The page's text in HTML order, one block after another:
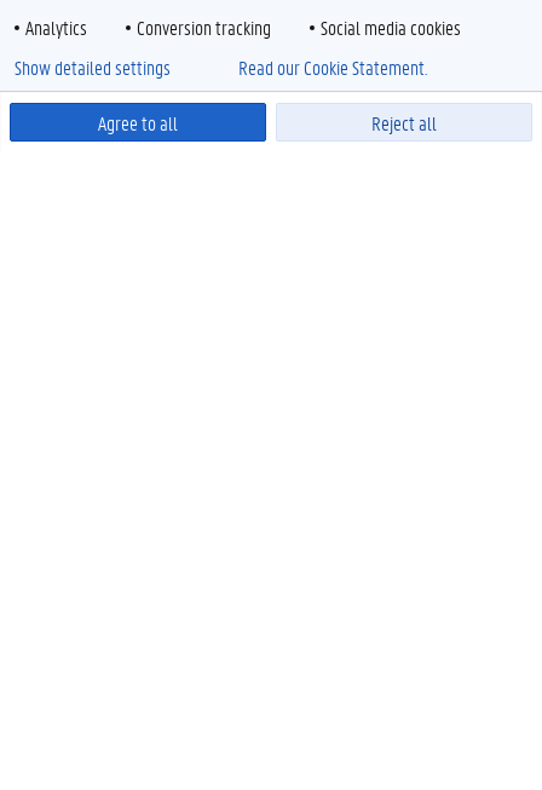
Analytics
Conversion tracking Social media cookies
Agree to all Reject all
Show detailed settings Read our Cookie Statement.